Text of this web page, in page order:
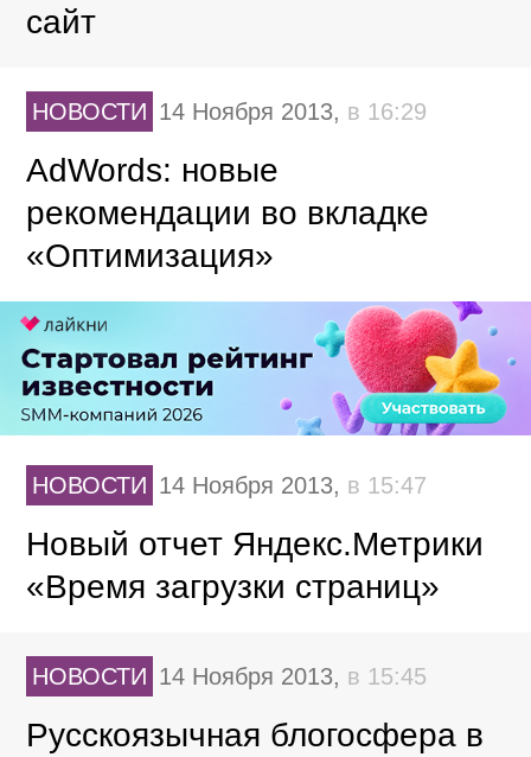
сайт
НОВОСТИ 14 Ноября 2013, в 16:29
AdWords: новые
рекомендации во вкладке
«Оптимизация»
НОВОСТИ 14 Ноября 2013, в 15:47
Новый отчет Яндекс.Метрики
«Время загрузки страниц»
НОВОСТИ 14 Ноября 2013, в 15:45
Русскоязычная блогосфера в